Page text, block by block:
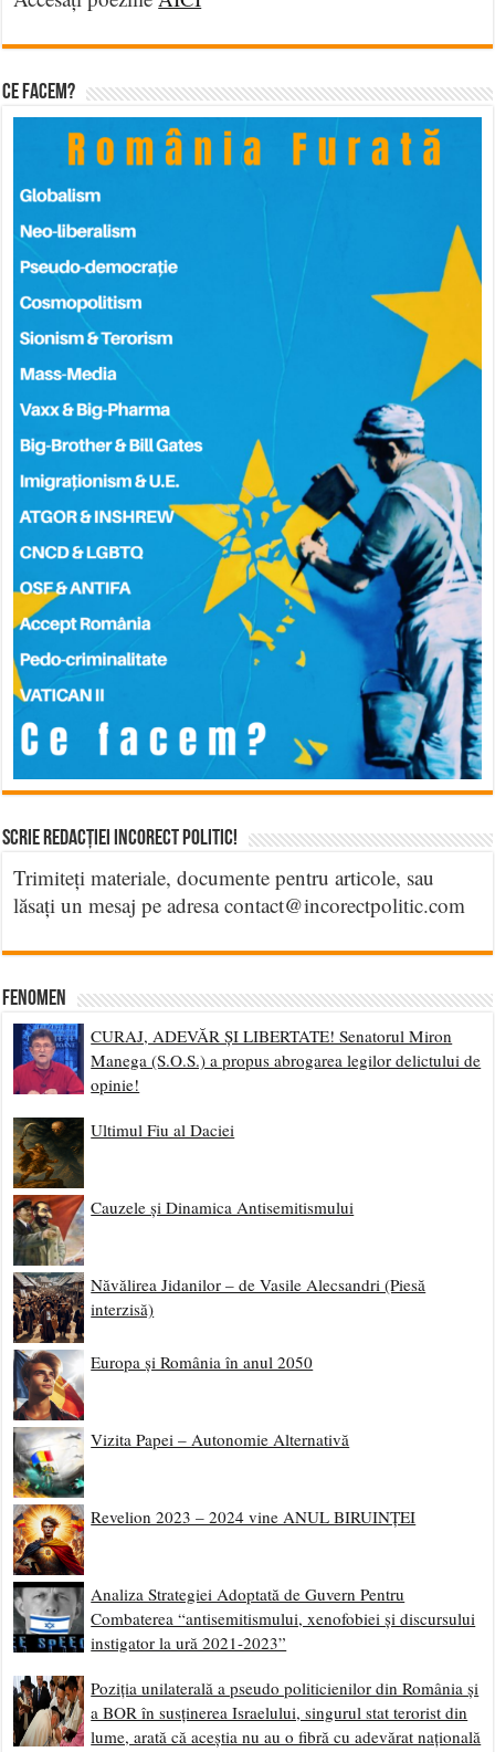
Ce facem?
Scrie Redacției Incorect Politic!
Trimiteți materiale, documente pentru articole, sau
lăsați un mesaj pe adresa contact@incorectpolitic.com
Fenomen
CURAJ, ADEVĂR ȘI LIBERTATE! Senatorul Miron
Manega (S.O.S.) a propus abrogarea legilor delictului de
opinie!
Ultimul Fiu al Daciei
Cauzele și Dinamica Antisemitismului
Năvălirea Jidanilor – de Vasile Alecsandri (Piesă
interzisă)
Europa și România în anul 2050
Vizita Papei – Autonomie Alternativă
Revelion 2023 – 2024 vine ANUL BIRUINȚEI
Analiza Strategiei Adoptată de Guvern Pentru
Combaterea “antisemitismului, xenofobiei și discursului
instigator la ură 2021-2023”
Poziția unilaterală a pseudo politicienilor din România și
a BOR în susținerea Israelului, singurul stat terorist din
lume, arată că aceștia nu au o fibră cu adevărat națională